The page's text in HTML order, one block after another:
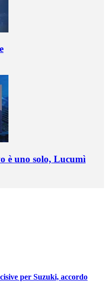
è uno solo, Lucumì
per Suzuki, accordo